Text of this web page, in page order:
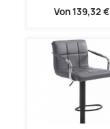
Von139,32 €